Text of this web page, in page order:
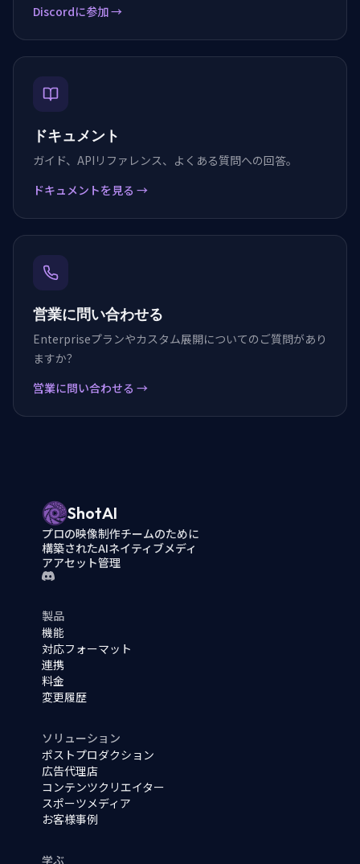
Discordに参加→
ドキュメント
ガイド、APIリファレンス、よくある質問への回答。
ドキュメントを見る →
営業に問い合わせる
Enterpriseプランやカスタム展開についてのご質問があり
ますか？
営業に問い合わせる →
ShotAI
プロの映像制作チームのために
構築されたAIネイティブメディ
アアセット管理
製品
機能
対応フォーマット
連携
料金
変更履歴
ソリューション
ポストプロダクション
広告代理店
コンテンツクリエイター
スポーツメディア
お客様事例
学ぶ